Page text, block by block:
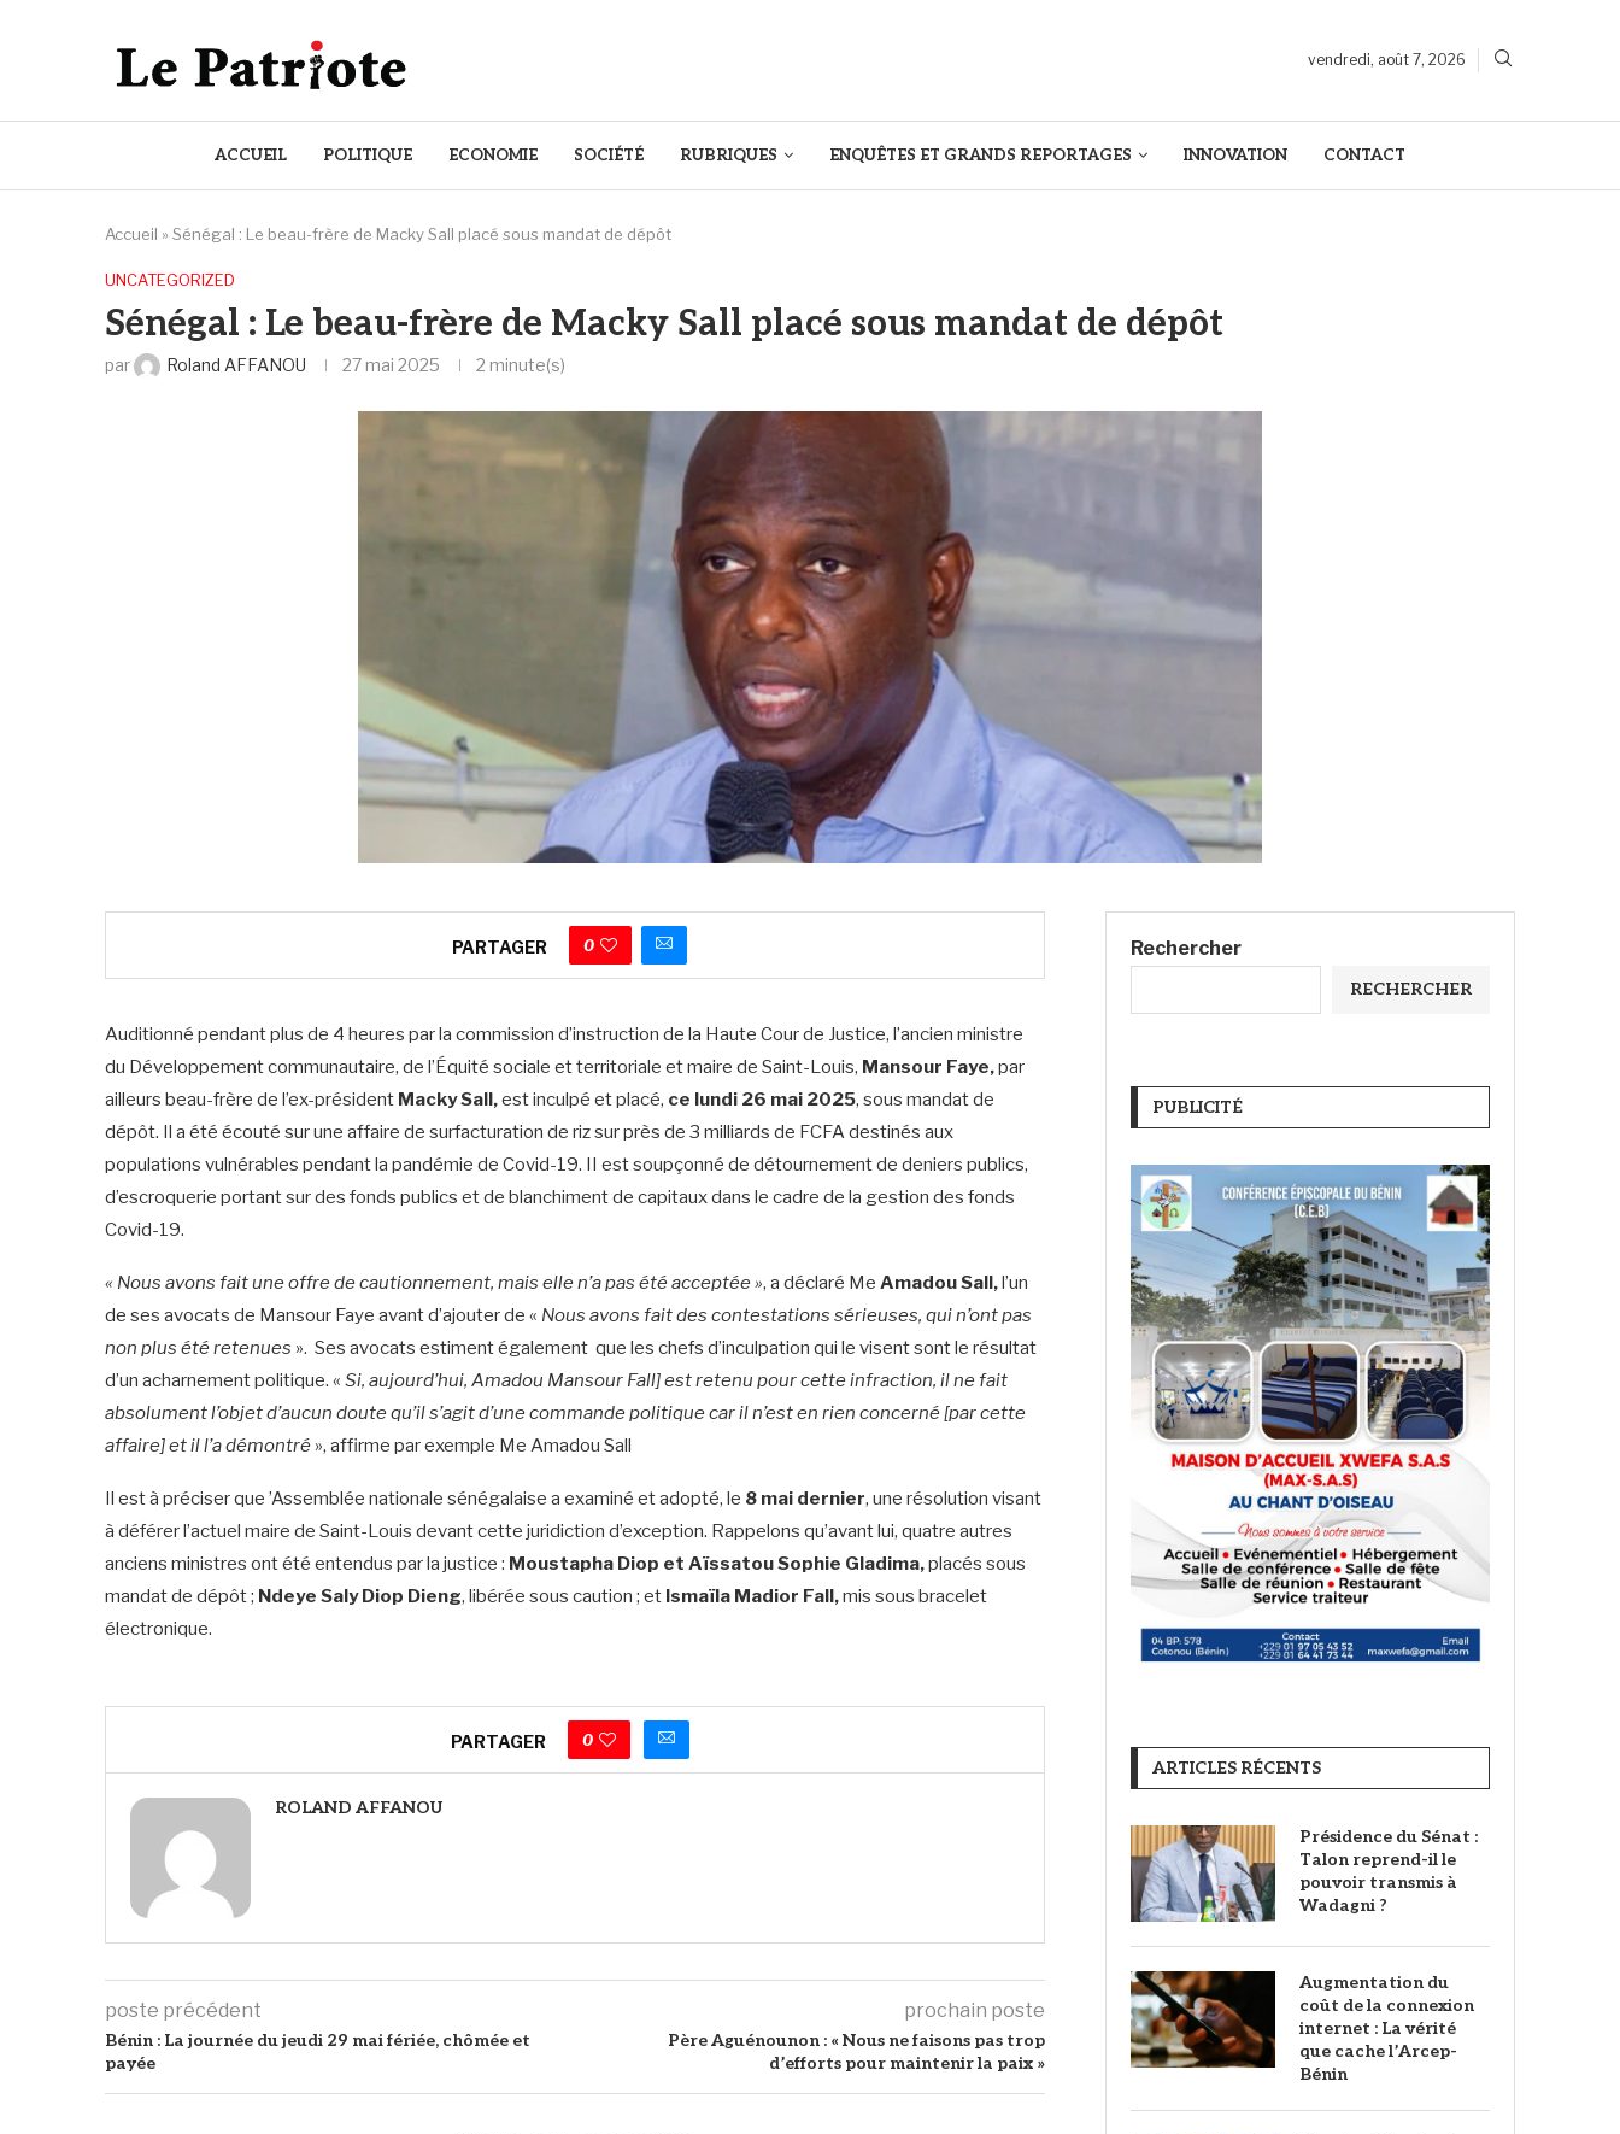
vendredi, août 7, 2026
ACCUEIL POLITIQUE ECONOMIE SOCIÉTÉ RUBRIQUES ENQUÊTES ET GRANDS REPORTAGES INNOVATION CONTACT
Accueil » Sénégal : Le beau-frère de Macky Sall placé sous mandat de dépôt
UNCATEGORIZED
Sénégal : Le beau-frère de Macky Sall placé sous mandat de dépôt
par Roland AFFANOU 27 mai 2025 2 minute(s)
PARTAGER 0
Auditionné pendant plus de 4 heures par la commission d’instruction de la Haute Cour de Justice, l’ancien ministre
du Développement communautaire, de l’Équité sociale et territoriale et maire de Saint-Louis, Mansour Faye,par
ailleurs beau-frère de l’ex-président Macky Sall,est inculpé et placé, ce lundi 26 mai 2025, sous mandat de
dépôt. Il a été écouté sur une affaire de surfacturation de riz sur près de 3 milliards de FCFA destinés aux
populations vulnérables pendant la pandémie de Covid-19. II est soupçonné de détournement de deniers publics,
d’escroquerie portant sur des fonds publics et de blanchiment de capitaux dans le cadre de la gestion des fonds
Covid-19.
« Nous avons fait une offre de cautionnement, mais elle n’a pas été acceptée », a déclaré Me Amadou Sall,l’un
de ses avocats de Mansour Faye avant d’ajouter de « Nous avons fait des contestations sérieuses, qui n’ont pas
non plus été retenues ». Ses avocats estiment également que les chefs d’inculpation qui le visent sont le résultat
d’un acharnement politique. « Si, aujourd’hui, Amadou Mansour Fall] est retenu pour cette infraction, il ne fait
absolument l’objet d’aucun doute qu’il s’agit d’une commande politique car il n’est en rien concerné [par cette
affaire] et il l’a démontré », affirme par exemple Me Amadou Sall
Il est à préciser que ’Assemblée nationale sénégalaise a examiné et adopté, le 8 mai dernier, une résolution visant
à déférer l’actuel maire de Saint-Louis devant cette juridiction d’exception. Rappelons qu’avant lui, quatre autres
anciens ministres ont été entendus par la justice : Moustapha Diop et Aïssatou Sophie Gladima,placés sous
mandat de dépôt ; Ndeye Saly Diop Dieng, libérée sous caution ; et Ismaïla Madior Fall,mis sous bracelet
électronique.
PARTAGER 0
ROLAND AFFANOU
poste précédent
Bénin : La journée du jeudi 29 mai fériée, chômée et
payée
prochain poste
Père Aguénounon : « Nous ne faisons pas trop
d’efforts pour maintenir la paix »
Rechercher
RECHERCHER
PUBLICITÉ
ARTICLES RÉCENTS
Présidence du Sénat :
Talon reprend-il le
pouvoir transmis à
Wadagni ?
Augmentation du
coût de la connexion
internet : La vérité
que cache l’Arcep-
Bénin